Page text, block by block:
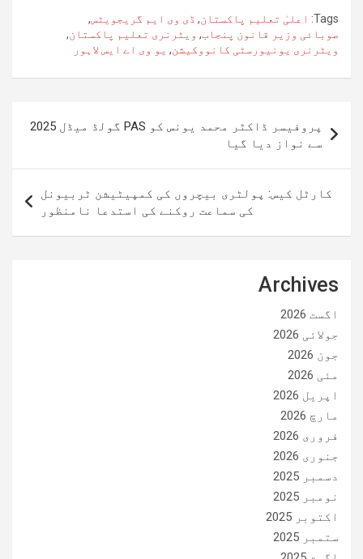
Tags: اعلیٰ تعلیم پاکستان, ڈی وی ایم گریجویٹس,
صوبائی وزیر قانون پنجاب, ویٹرنری تعلیم پاکستان,
ویٹرنری یونیورسٹی کانووکیشن, یو وی اے ایس لاہور
کی
نیویگیشن
پروفیسر ڈاکٹر محمد یونس کو PAS گولڈ میڈل 2025
سے نواز دیا گیا
کارٹل کیس: پولٹری بیچروں کی کمپیٹیشن ٹربیونل
کی سماعت روکنے کی استدعا نامنظور
Archives
اگست 2026
جولائی 2026
جون 2026
مئی 2026
اپریل 2026
مارچ 2026
فروری 2026
جنوری 2026
دسمبر 2025
نومبر 2025
اکتوبر 2025
ستمبر 2025